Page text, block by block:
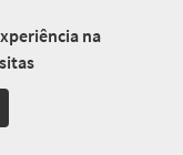
na